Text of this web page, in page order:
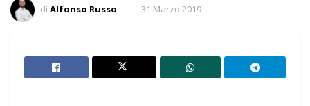
di Alfonso Russo 31 Marzo 2019